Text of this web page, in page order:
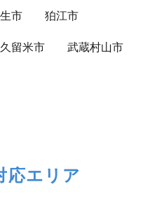
市 狛江市
留米市 武蔵村山市
応エリア